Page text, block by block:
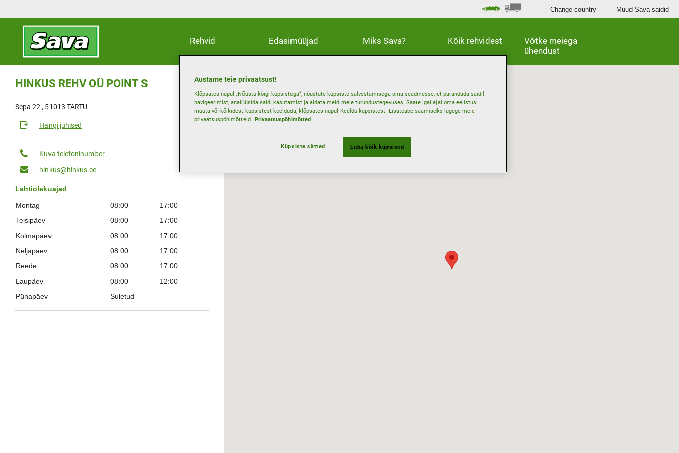
Rehvid Edasimüüjad Miks Sava? Kõik rehvidest
Võtke meiega
ühendust
Change country Muud Sava saidid
HINKUS REHV OÜ POINT S
Sepa 22 , 51013 TARTU
Hangi juhised
Kuva telefoninumber
hinkus@hinkus.ee
Lahtiolekuajad
Montag 08:00
17:00
Teisipäev
08:00
17:00
Kolmapäev
08:00
17:00
Neljapäev
08:00
17:00
Reede
08:00
17:00
Laupäev
08:00
12:00
Pühapäev
Suletud
Austame teie privaatsust!
Klõpsates nupul „Nõustu kõigi küpsistega”, nõustute küpsiste salvestamisega oma seadmesse, et parandada saidil
navigeerimist, analüüsida saidi kasutamist ja aidata meid meie turundustegevuses. Saate igal ajal oma eelistusi
muuta või kõikidest küpsistest keelduda, klõpsates nupul Keeldu küpsistest. Lisateabe saamiseks lugege meie
privaatsuspõhimõtteid. Privaatsuspõhimõtted
Küpsiste sätted Luba kõik küpsised